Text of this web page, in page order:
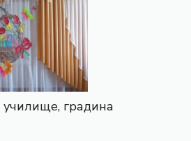
градина